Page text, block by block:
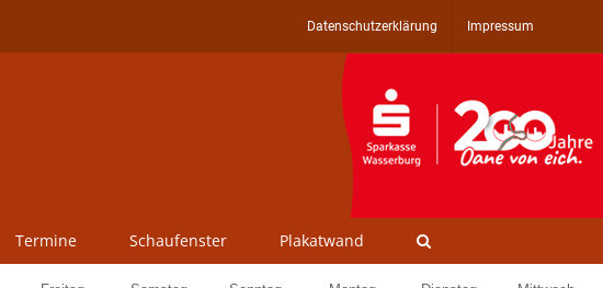
Datenschutzerklärung Impressum
Termine Schaufenster Plakatwand